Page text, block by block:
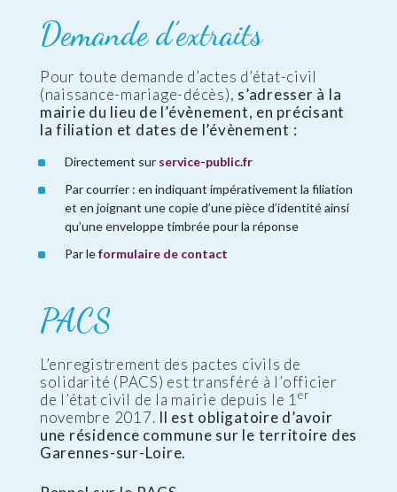
Demande d’extraits
Pour toute demande d’actes d’état-civil
(naissance-mariage-décès), s’adresser à la
mairie du lieu de l’évènement, en précisant
la filiation et dates de l’évènement :
Directement sur service-public.fr
Par courrier : en indiquant impérativement la filiation
et en joignant une copie d’une pièce d’identité ainsi
qu’une enveloppe timbrée pour la réponse
Par leformulaire de contact
PACS
L’enregistrement des pactes civils de
solidarité (PACS) est transféré à l’officier
de l’état civil de la mairie depuis le 1 er
novembre 2017. Il est obligatoire d’avoir
une résidence commune sur le territoire des
Garennes-sur-Loire.